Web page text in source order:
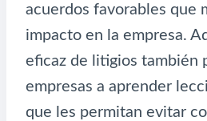
acuerdos favorables que
impacto en la empresa.
eficaz de litigios también
empresas a aprender
que les permitan evitar